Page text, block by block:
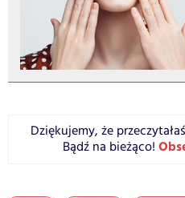
Dziękujemy, że
Bądź na bieżąco!